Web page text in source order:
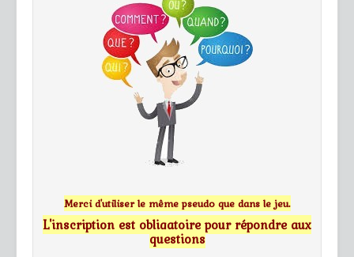
Merci d'utiliser le même pseudo que dans le jeu.
L'inscription est obligatoire pour répondre aux
questions